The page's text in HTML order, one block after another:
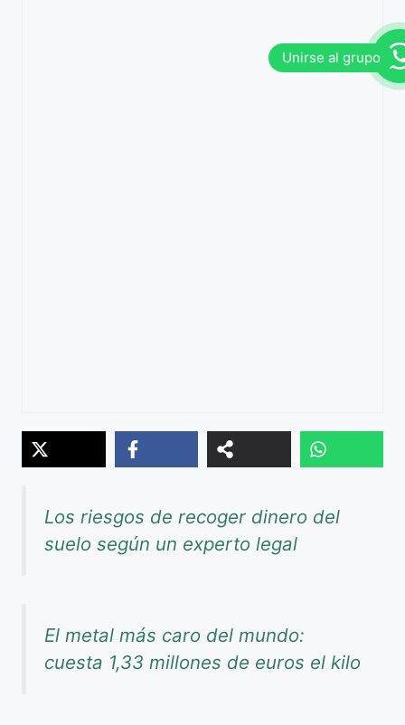
Los riesgos de recoger dinero del
suelo según un experto legal
El metal más caro del mundo:
cuesta 1,33 millones de euros el kilo